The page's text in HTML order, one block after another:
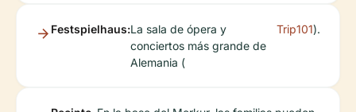
Festspielhaus:La sala de ópera y
conciertos más grande de
Alemania (
Trip101).